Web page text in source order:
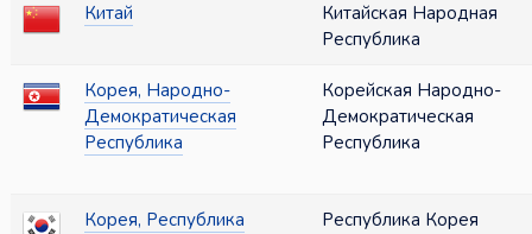
Китай
Китайская Народная
Республика
Корея, Народно-
Демократическая
Республика
Корейская Народно-
Демократическая
Республика
Корея, Республика Республика Корея